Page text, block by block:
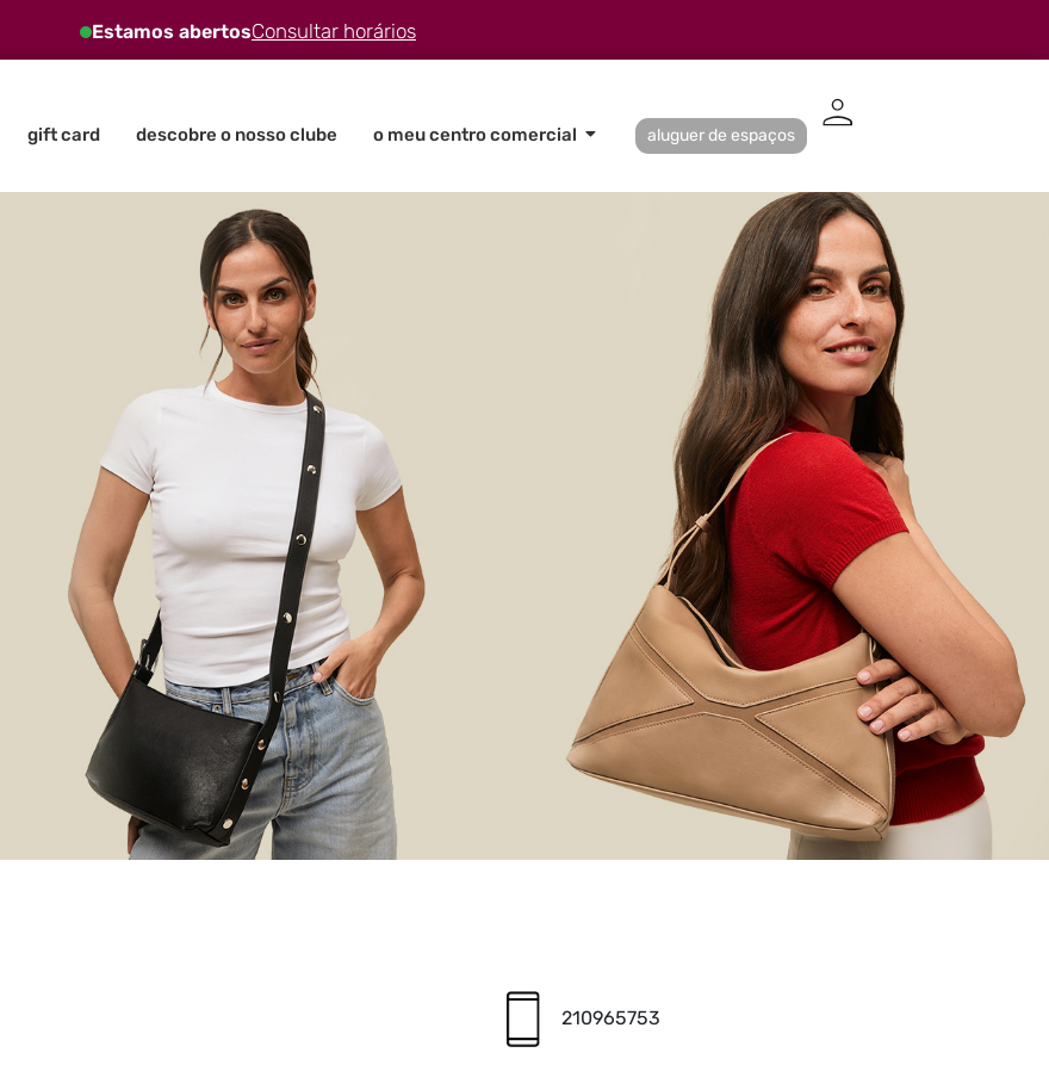
Estamos abertosConsultar horários
gift card descobre o nosso clube o meu centro comercial aluguer de espaços
210965753